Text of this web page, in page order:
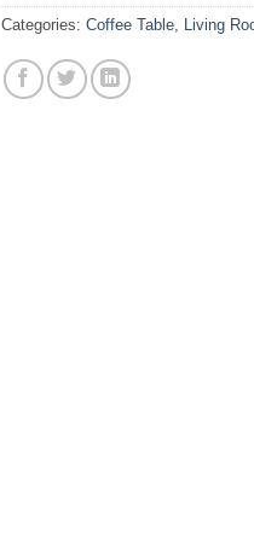
Categories: Coffee Table Living